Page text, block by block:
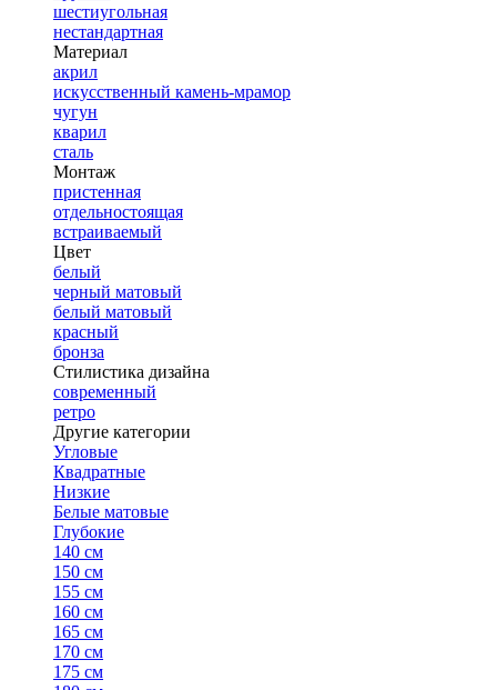
шестиугольная
нестандартная
Материал
акрил
искусственный камень-мрамор
чугун
кварил
сталь
Монтаж
пристенная
отдельностоящая
встраиваемый
Цвет
белый
черный матовый
белый матовый
красный
бронза
Стилистика дизайна
современный
ретро
Другие категории
Угловые
Квадратные
Низкие
Белые матовые
Глубокие
140 см
150 см
155 см
160 см
165 см
170 см
175 см